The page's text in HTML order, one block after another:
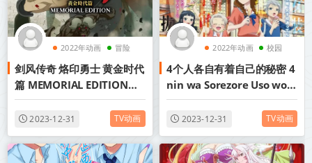
2022年动画 冒险
热血
剑风传奇 烙印勇士 黄金时代
篇 MEMORIAL EDITION
Berserk: Ougon Jidai-hen
- Memorial Edition 01-13
合集 1080p 简中内嵌 202
2023-12-31 TV动画
2022年动画 校园
喜剧
4个人各自有着自己的秘密 4
nin wa Sorezore Uso wo
Tsuku 01-11 1080P MP4
简中 2022年十月新番
2023-12-31 TV动画